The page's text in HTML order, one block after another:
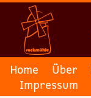
Home Über
Impressum